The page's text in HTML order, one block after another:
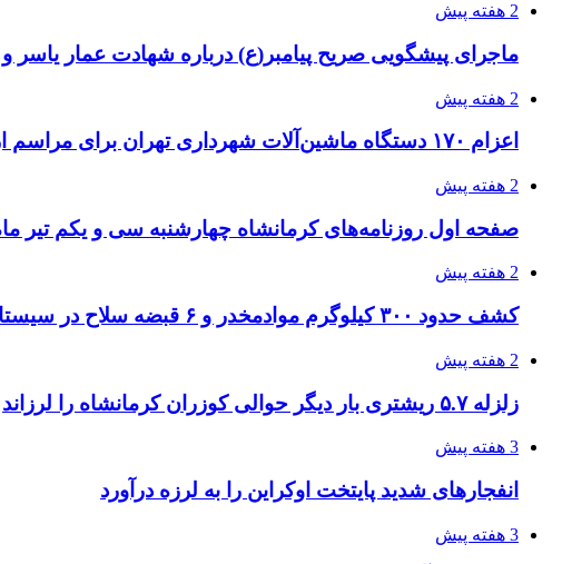
2 هفته پیش
ماجرای پیشگویی صریح پیامبر(ع) درباره شهادت عمار یاسر و
2 هفته پیش
اعزام ۱۷۰ دستگاه ماشین‌آلات شهرداری تهران برای مراسم اربعین
2 هفته پیش
صفحه اول روزنامه‌های کرمانشاه چهارشنبه سی و یکم تیر
2 هفته پیش
کشف حدود ۳۰۰ کیلوگرم موادمخدر و ۶ قبضه سلاح در سیستان و بلوچستان
2 هفته پیش
زلزله ۵.۷ ریشتری بار دیگر حوالی کوزران کرمانشاه را لرزاند
3 هفته پیش
انفجارهای شدید پایتخت اوکراین را به لرزه درآورد
3 هفته پیش